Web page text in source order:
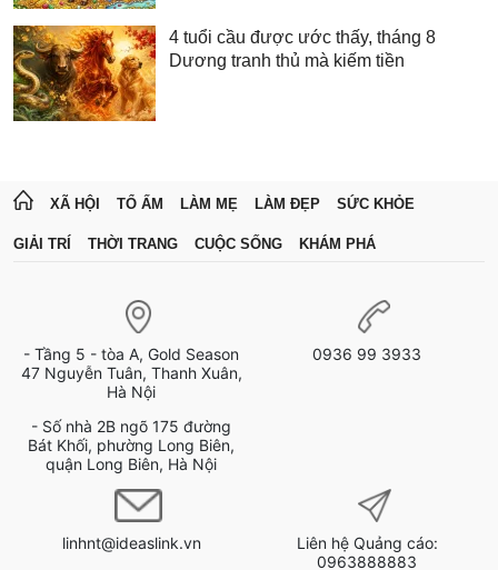
4 tuổi cầu được ước thấy, tháng 8
Dương tranh thủ mà kiếm tiền
XÃ HỘI TỔ ẤM LÀM MẸ LÀM ĐẸP SỨC KHỎE
GIẢI TRÍ THỜI TRANG CUỘC SỐNG KHÁM PHÁ
- Tầng 5 - tòa A, Gold Season
47 Nguyễn Tuân, Thanh Xuân,
Hà Nội
- Số nhà 2B ngõ 175 đường
Bát Khối, phường Long Biên,
quận Long Biên, Hà Nội
0936 99 3933
linhnt@ideaslink.vn
Liên hệ Quảng cáo:
0963888883